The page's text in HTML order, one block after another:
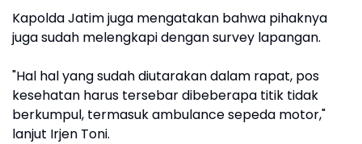
Kapolda Jatim juga mengatakan bahwa pihaknya
juga sudah melengkapi dengan survey lapangan.
"Hal hal yang sudah diutarakan dalam rapat, pos
kesehatan harus tersebar dibeberapa titik tidak
berkumpul, termasuk ambulance sepeda motor,"
lanjut Irjen Toni.